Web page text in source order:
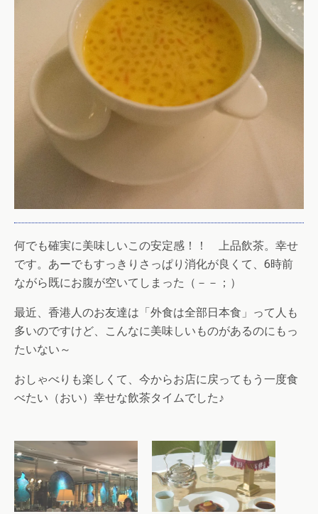
何でも確実に美味しいこの安定感！！ 上品飲茶。幸せ
です。あーでもすっきりさっぱり消化が良くて、6時前
ながら既にお腹が空いてしまった（－－；）
最近、香港人のお友達は「外食は全部日本食」って人も
多いのですけど、こんなに美味しいものがあるのにもっ
たいない～
おしゃべりも楽しくて、今からお店に戻ってもう一度食
べたい（おい）幸せな飲茶タイムでした♪